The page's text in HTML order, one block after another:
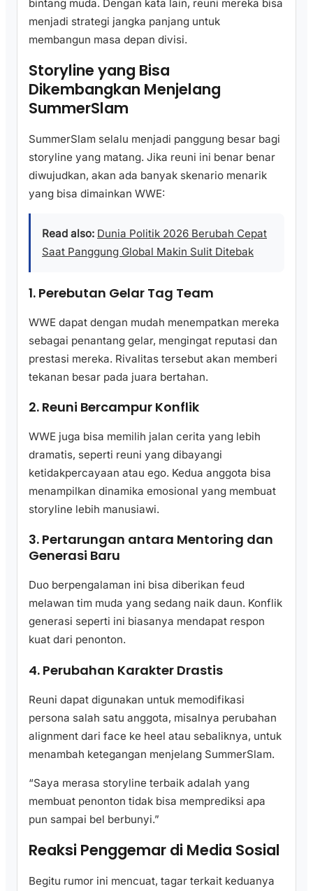
bintang muda. Dengan kata lain, reuni mereka bisa
menjadi strategi jangka panjang untuk
membangun masa depan divisi.
Storyline yang Bisa
Dikembangkan Menjelang
SummerSlam
SummerSlam selalu menjadi panggung besar bagi
storyline yang matang. Jika reuni ini benar benar
diwujudkan, akan ada banyak skenario menarik
yang bisa dimainkan WWE:
Read also: Dunia Politik 2026 Berubah Cepat
Saat Panggung Global Makin Sulit Ditebak
1. Perebutan Gelar Tag Team
WWE dapat dengan mudah menempatkan mereka
sebagai penantang gelar, mengingat reputasi dan
prestasi mereka. Rivalitas tersebut akan memberi
tekanan besar pada juara bertahan.
2. Reuni Bercampur Konflik
WWE juga bisa memilih jalan cerita yang lebih
dramatis, seperti reuni yang dibayangi
ketidakpercayaan atau ego. Kedua anggota bisa
menampilkan dinamika emosional yang membuat
storyline lebih manusiawi.
3. Pertarungan antara Mentoring dan
Generasi Baru
Duo berpengalaman ini bisa diberikan feud
melawan tim muda yang sedang naik daun. Konflik
generasi seperti ini biasanya mendapat respon
kuat dari penonton.
4. Perubahan Karakter Drastis
Reuni dapat digunakan untuk memodifikasi
persona salah satu anggota, misalnya perubahan
alignment dari face ke heel atau sebaliknya, untuk
menambah ketegangan menjelang SummerSlam.
“Saya merasa storyline terbaik adalah yang
membuat penonton tidak bisa memprediksi apa
pun sampai bel berbunyi.”
Reaksi Penggemar di Media Sosial
Begitu rumor ini mencuat, tagar terkait keduanya